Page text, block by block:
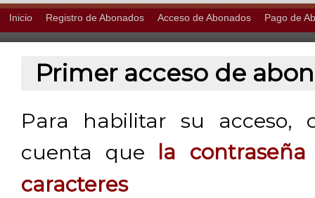
Inicio Registro de Abonados Acceso de Abonados Pago de
Primer acceso de
Para habilitar su acceso,
cuenta que
la
caracteres